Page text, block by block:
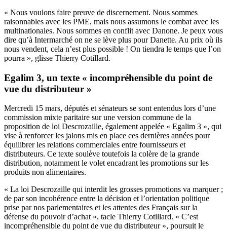
« Nous voulons faire preuve de discernement. Nous sommes
raisonnables avec les PME, mais nous assumons le combat avec les
multinationales. Nous sommes en conflit avec Danone. Je peux vous
dire qu’à Intermarché on ne se lève plus pour Danette. Au prix où ils
nous vendent, cela n’est plus possible ! On tiendra le temps que l’on
pourra », glisse Thierry Cotillard.
Egalim 3, un texte « incompréhensible du point de
vue du distributeur »
Mercredi 15 mars, députés et sénateurs se sont entendus lors d’une
commission mixte paritaire sur une version commune de la
proposition de loi Descrozaille, également appelée « Egalim 3 », qui
vise à renforcer les jalons mis en place ces dernières années pour
équilibrer les relations commerciales entre fournisseurs et
distributeurs. Ce texte soulève toutefois la colère de la grande
distribution, notamment le volet encadrant les promotions sur les
produits non alimentaires.
« La loi Descrozaille qui interdit les grosses promotions va marquer ;
de par son incohérence entre la décision et l’orientation politique
prise par nos parlementaires et les attentes des Français sur la
défense du pouvoir d’achat », tacle Thierry Cotillard. « C’est
incompréhensible du point de vue du distributeur », poursuit le